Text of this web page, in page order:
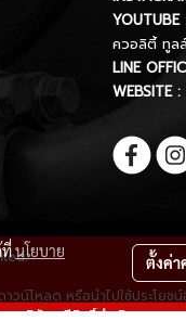
YOUTUBE
ควอลิตี้ ทูล
LINE
WEBSITE :
โหลด หรือนำไปใช้ประโยช
งบริษัทฯ มีสิทธิ์ดำเนินการตา
ที่นโยบาย
ตั้งค่า